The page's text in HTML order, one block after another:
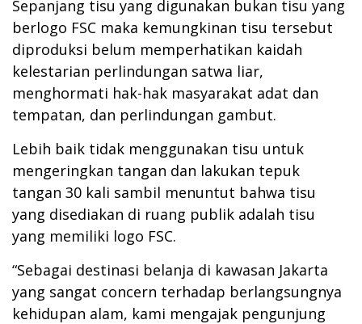
Sepanjang tisu yang digunakan bukan tisu yang
berlogo FSC maka kemungkinan tisu tersebut
diproduksi belum memperhatikan kaidah
kelestarian perlindungan satwa liar,
menghormati hak-hak masyarakat adat dan
tempatan, dan perlindungan gambut.
Lebih baik tidak menggunakan tisu untuk
mengeringkan tangan dan lakukan tepuk
tangan 30 kali sambil menuntut bahwa tisu
yang disediakan di ruang publik adalah tisu
yang memiliki logo FSC.
“Sebagai destinasi belanja di kawasan Jakarta
yang sangat concern terhadap berlangsungnya
kehidupan alam, kami mengajak pengunjung